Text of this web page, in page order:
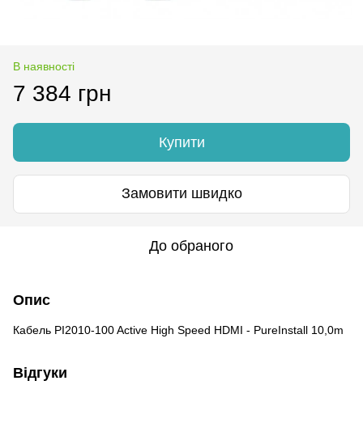
В наявності
7 384 грн
Купити
Замовити швидко
До обраного
Опис
Кабель PI2010-100 Active High Speed HDMI - PureInstall 10,0m
Відгуки